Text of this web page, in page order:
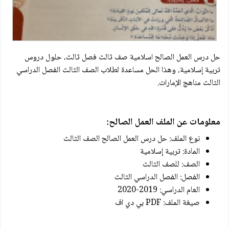
حل درس العمل الصالح اسلامية صف ثالث فصل ثالث، حلول دروس
تربية إسلامية، وهذا الحل مساعدة لطلاب الصف الثالث الفصل الدراسي
الثالث مناهج الإمارات.
معلومات عن الملف العمل الصالح:
نوع الملف: حل درس العمل الصالح الصف الثالث
المادة: تربية إسلامية
الصف: للصف الثالث
الفصل: الفصل الدراسي الثالث
العام الدراسي: 2019-2020
صيغة الملف: PDF بي دي اف